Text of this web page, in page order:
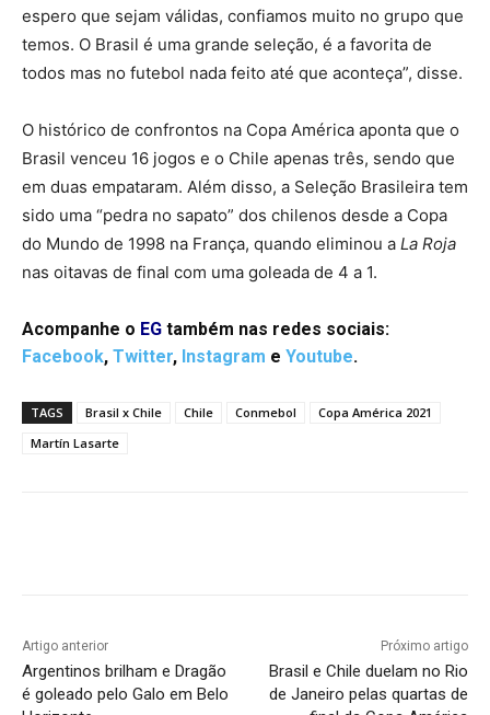
espero que sejam válidas, confiamos muito no grupo que
temos. O Brasil é uma grande seleção, é a favorita de
todos mas no futebol nada feito até que aconteça”, disse.
O histórico de confrontos na Copa América aponta que o
Brasil venceu 16 jogos e o Chile apenas três, sendo que
em duas empataram. Além disso, a Seleção Brasileira tem
sido uma “pedra no sapato” dos chilenos desde a Copa
do Mundo de 1998 na França, quando eliminou a La Roja
nas oitavas de final com uma goleada de 4 a 1.
Acompanhe o EG também nas redes sociais:
Facebook, Twitter, Instagram e Youtube.
TAGS Brasil x Chile Chile Conmebol
Copa América 2021
Martín Lasarte
Artigo anterior
Argentinos brilham e Dragão
é goleado pelo Galo em Belo
Próximo artigo
Brasil e Chile duelam no Rio
de Janeiro pelas quartas de